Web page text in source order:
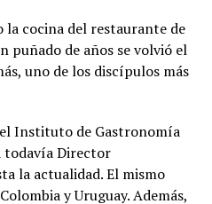
la cocina del restaurante de
puñado de años se volvió el
uno de los discípulos más
Instituto de Gastronomía
todavía Director
la actualidad. El mismo
y Uruguay. Además,